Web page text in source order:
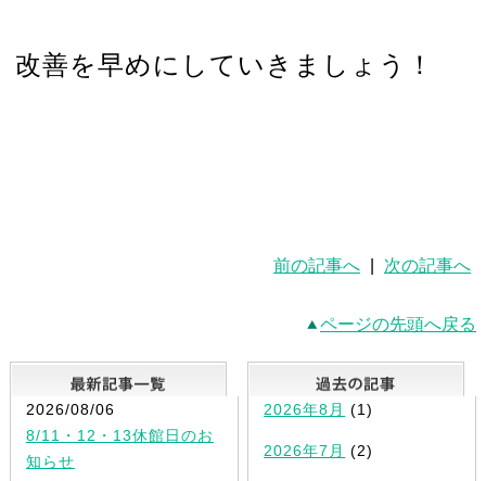
改善を早めにしていきましょう！
前の記事へ 次の記事へ
ページの先頭へ戻る
最新記事一覧
2026/08/06
8/11・12・13休館日のお
知らせ
2026年8月 (1)
2026年7月 (2)